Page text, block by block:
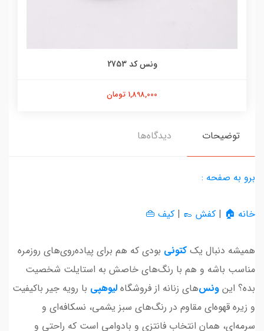
ونس کد 2753
1,898,000 تومان
توضیحات دیدگاه‌ها
برو به صفحه :
خانه 🏠 | کفش 👞 | کیف 👜
همیشه دنبال یک کتونی بودی که هم برای پیاده‌روی‌های روزمره
مناسب باشه و هم با رنگ‌های خاصش به استایلت شخصیت
بده؟ این ونس‌های زنانه از فروشگاه لیوهپی با رویه جیر باکیفیت
و زیره قهوه‌ای مقاوم در رنگ‌های سبز یشمی، نسکافه‌ای و
سرمه‌ای، همان انتخاب فانتزی و بادوامی است که راحتی و